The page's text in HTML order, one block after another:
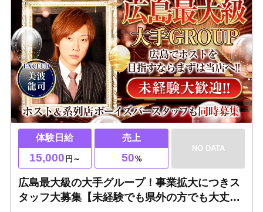
体験日給
15,000 円～
売上
50%
NO DATA
広島最大級の大手グループ！事業拡大につきス
タッフ大募集【未経験でも県外の方でも大丈